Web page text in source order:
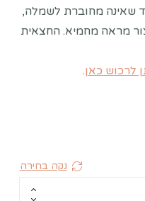
שאינה מחוברת לשמלה,
מראה מחמיא. החצאית
לרכוש כאן.
נקה בחירה